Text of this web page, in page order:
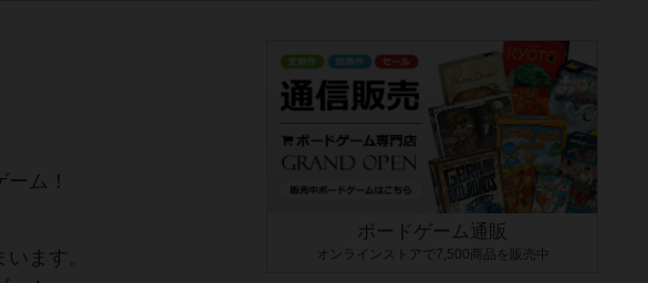
ム！
ます。
ボードゲーム通販
オンラインストアで7,500商品を販売中